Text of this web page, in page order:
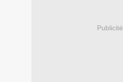
Publicité